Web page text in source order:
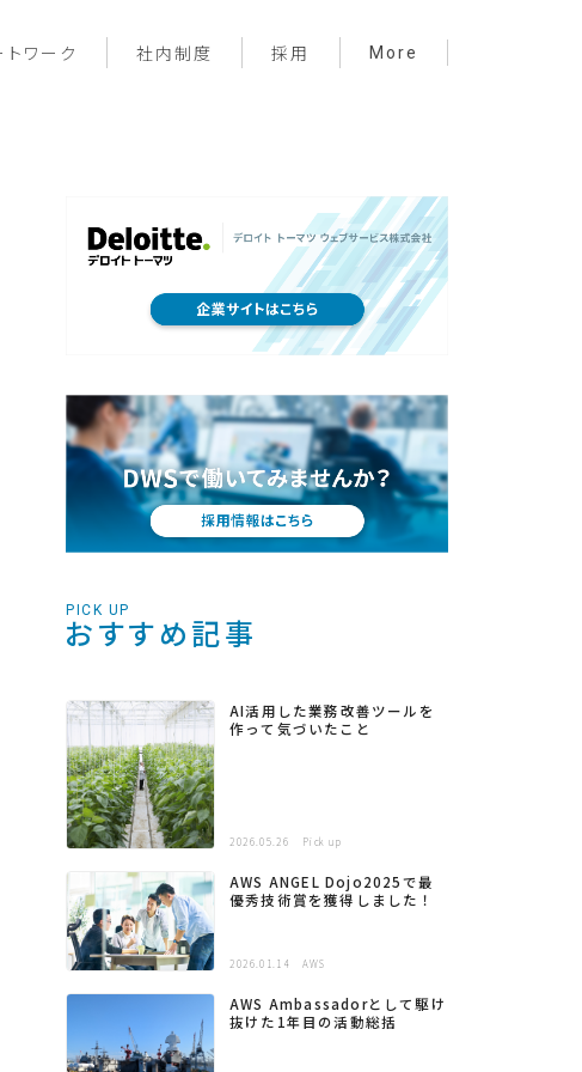
トワーク 社内制度 採用 More
サーバーレス
プライベート
メンバー紹介
PICK UP
おすすめ記事
AI活用した業務改善ツールを
作って気づいたこと
2026.05.26 Pick up
AWS ANGEL Dojo2025で最
優秀技術賞を獲得しました！
2026.01.14 AWS
AWS Ambassadorとして駆け
抜けた1年目の活動総括